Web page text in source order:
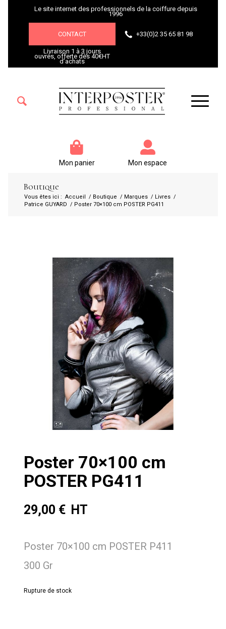
Livraison 1 à 3 jours
ouvrés, offerte dès 40€HT
d’achats
Le site internet des professionnels de la coiffure depuis
1996
CONTACT +33(0)2 35 65 81 98
Mon panier Mon espace
Boutique
Vous êtes ici : Accueil / Boutique / Marques / Livres /
Patrice GUYARD / Poster 70×100 cm POSTER PG411
Poster 70×100 cm
POSTER PG411
29,00 €
Poster 70×100 cm POSTER P411
300 Gr
Rupture de stock